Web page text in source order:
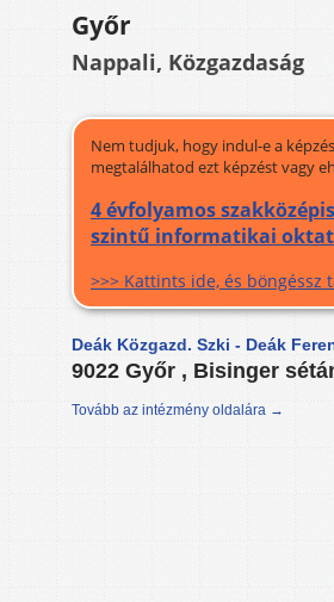
Győr
Nappali, Közgazdaság
Nem tudjuk, hogy indul-e a
megtalálhatod ezt képzést vagy
4 évfolyamos
szintű informatikai
>>> Kattints ide, és
Deák Közgazd. Szki - Deák
9022 Győr , Bisinger
Tovább az intézmény oldalára →